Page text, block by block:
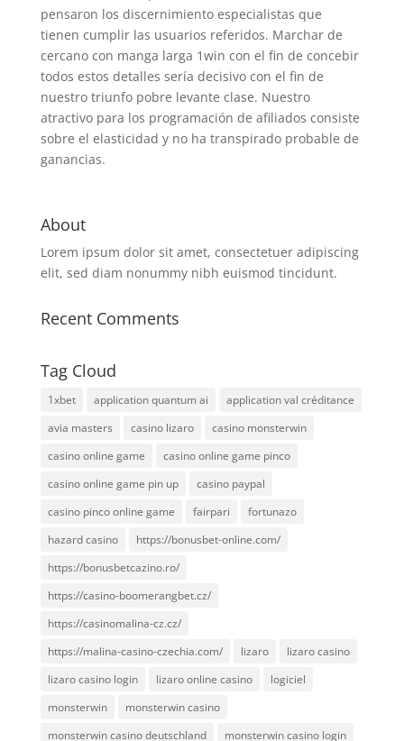
pensaron los discernimiento especialistas que
tienen cumplir las usuarios referidos. Marchar de
cercano con manga larga 1win con el fin de concebir
todos estos detalles serí­a decisivo con el fin de
nuestro triunfo pobre levante clase. Nuestro
atractivo para los programación de afiliados consiste
sobre el elasticidad y no ha transpirado probable de
ganancias.
About
Lorem ipsum dolor sit amet, consectetuer adipiscing
elit, sed diam nonummy nibh euismod tincidunt.
Recent Comments
Tag Cloud
1xbet application quantum ai
application val créditance
avia masters
casino lizaro
casino monsterwin
casino online game
casino online game pinco
casino online game pin up
casino paypal
casino pinco online game
fairpari
fortunazo
hazard casino
https://bonusbet-online.com/
https://bonusbetcazino.ro/
https://casino-boomerangbet.cz/
https://casinomalina-cz.cz/
https://malina-casino-czechia.com/
lizaro
lizaro casino
lizaro casino login
lizaro online casino
logiciel
monsterwin
monsterwin casino
monsterwin casino deutschland
monsterwin casino login